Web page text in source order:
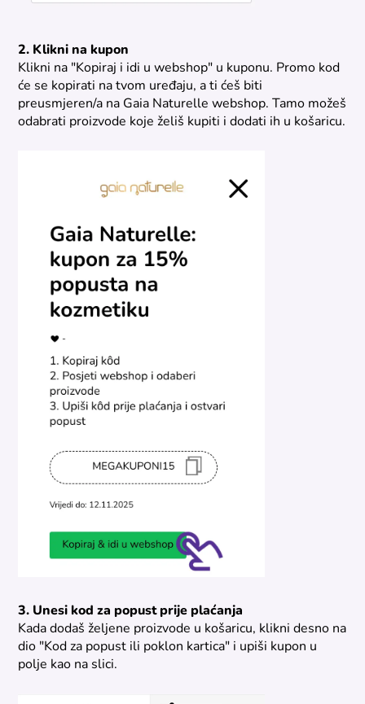
2. Klikni na kupon
Klikni na "Kopiraj i idi u webshop" u kuponu. Promo kod
će se kopirati na tvom uređaju, a ti ćeš biti
preusmjeren/a na Gaia Naturelle webshop. Tamo možeš
odabrati proizvode koje želiš kupiti i dodati ih u košaricu.
3. Unesi kod za popust prije plaćanja
Kada dodaš željene proizvode u košaricu, klikni desno na
dio "Kod za popust ili poklon kartica" i upiši kupon u
polje kao na slici.